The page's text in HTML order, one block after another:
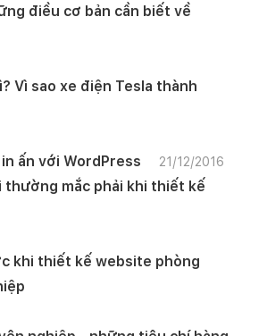
điều cơ bản cần biết về
Vì sao xe điện Tesla thành
ấn với WordPress 21/12/2016
thường mắc phải khi thiết kế
khi thiết kế website phòng
Website: quanly.mona.media